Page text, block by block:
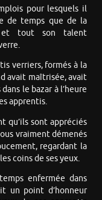
pour lesquels il
de temps que de la
et tout son talent
verriers, formés à la
avait maîtrisée, avait
le bazar à l’heure
apprentis.
qu’ils sont appréciés
vraiment démenés
regardant la
coins de ses yeux.
enfermée dans
un point d’honneur